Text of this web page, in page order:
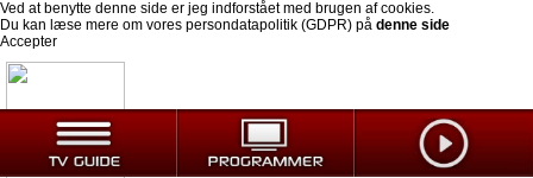
Ved at benytte denne side er jeg indforstået med brugen af cookies.
Du kan læse mere om vores persondatapolitik (GDPR) på denne side
Accepter